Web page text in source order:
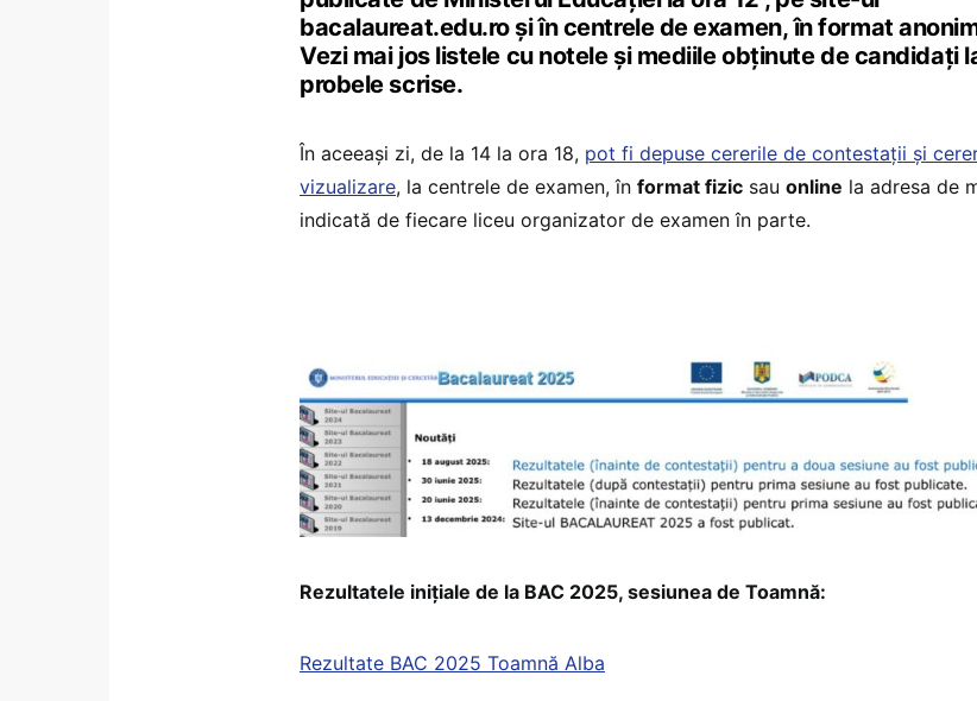
bacalaureat.edu.ro și în centrele de examen, în format
Vezi mai jos listele cu notele și mediile obținute de candidați
probele scrise.
În aceeași zi, de la 14 la ora 18, pot fi depuse cererile de contestații și
vizualizare, la centrele de examen, în format fizic sau online la adresa de
indicată de fiecare liceu organizator de examen în parte.
Rezultatele inițiale de la BAC 2025, sesiunea de Toamnă:
Rezultate BAC 2025 Toamnă Alba